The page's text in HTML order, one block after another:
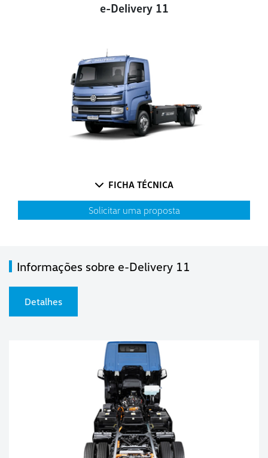
e-Delivery 11
FICHA TÉCNICA
Solicitar uma proposta
Informações sobre e-Delivery 11
Detalhes